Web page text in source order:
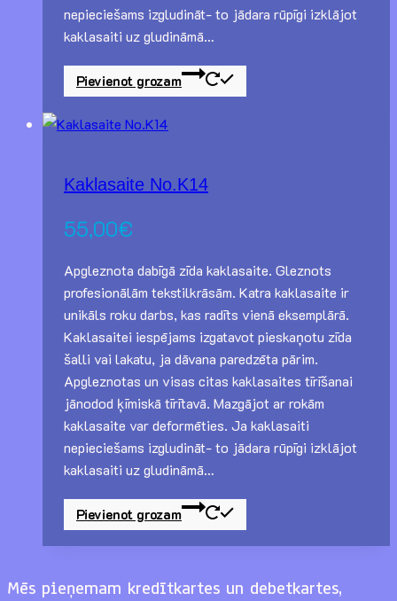
nepieciešams izgludināt- to jādara rūpīgi izklājot
kaklasaiti uz gludināmā…
Pievienot grozam
Kaklasaite No.K14
55,00€
Apgleznota dabīgā zīda kaklasaite. Gleznots
profesionālām tekstilkrāsām. Katra kaklasaite ir
unikāls roku darbs, kas radīts vienā eksemplārā.
Kaklasaitei iespējams izgatavot pieskaņotu zīda
šalli vai lakatu, ja dāvana paredzēta pārim.
Apgleznotas un visas citas kaklasaites tīrīšanai
jānodod ķīmiskā tīrītavā. Mazgājot ar rokām
kaklasaite var deformēties. Ja kaklasaiti
nepieciešams izgludināt- to jādara rūpīgi izklājot
kaklasaiti uz gludināmā…
Pievienot grozam
Mēs pieņemam kredītkartes un debetkartes,